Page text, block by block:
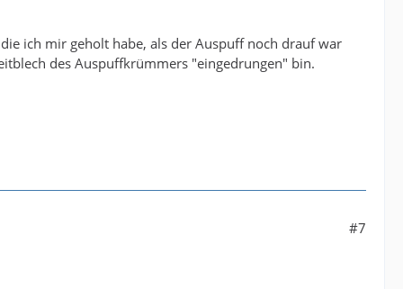
ich mir geholt habe, als der Auspuff noch drauf war
des Auspuffkrümmers "eingedrungen" bin.
#7